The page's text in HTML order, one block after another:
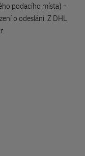
podacího místa) -
o odeslání. Z DHL